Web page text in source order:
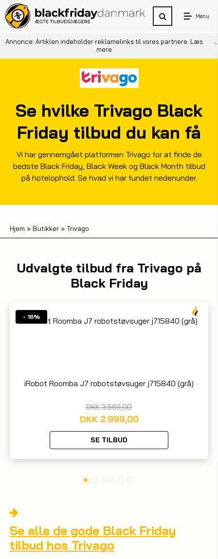
Menu
Annonce: Artiklen indeholder reklamelinks til vores partnere. Læs
mere
Se hvilke Trivago Black
Friday tilbud du kan få
Vi har gennemgået platformen Trivago for at finde de
bedste Black Friday, Black Week og Black Month tilbud
på hotelophold. Se hvad vi har fundet nedenunder.
Hjem » Butikker » Trivago
Udvalgte tilbud fra Trivago på
Black Friday
iRobot Roomba J7 robotstøvsuger j715840 (grå)
DKK3.569,00
DKK2.999,00
- 16%
SE TILBUD
Se alle de gode Black Friday
tilbud hos Trivago